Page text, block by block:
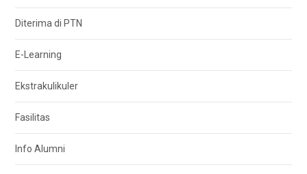
Diterima di PTN
E-Learning
Ekstrakulikuler
Fasilitas
Info Alumni